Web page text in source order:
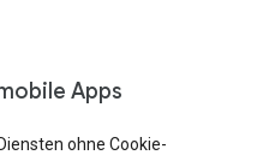
Apps
ohne Cookie-